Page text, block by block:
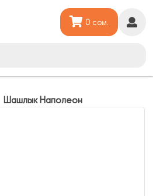
0 сом.
Шашлык Наполеон